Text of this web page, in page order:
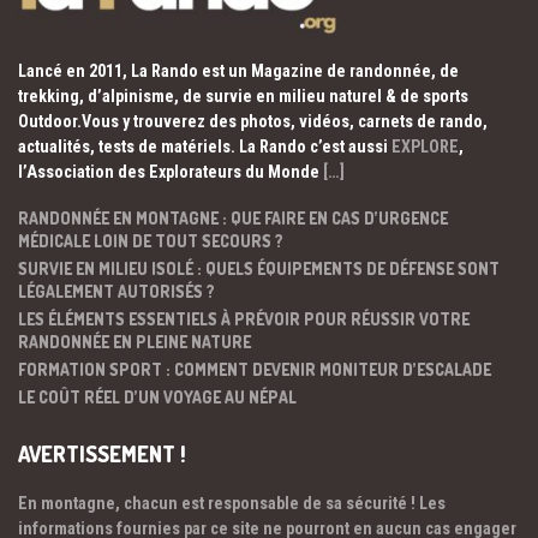
Lancé en 2011, La Rando est un Magazine de randonnée, de
trekking, d’alpinisme, de survie en milieu naturel & de sports
Outdoor.Vous y trouverez des photos, vidéos, carnets de rando,
actualités, tests de matériels. La Rando c’est aussi EXPLORE,
l’Association des Explorateurs du Monde […]
RANDONNÉE EN MONTAGNE : QUE FAIRE EN CAS D’URGENCE
MÉDICALE LOIN DE TOUT SECOURS ?
SURVIE EN MILIEU ISOLÉ : QUELS ÉQUIPEMENTS DE DÉFENSE SONT
LÉGALEMENT AUTORISÉS ?
LES ÉLÉMENTS ESSENTIELS À PRÉVOIR POUR RÉUSSIR VOTRE
RANDONNÉE EN PLEINE NATURE
FORMATION SPORT : COMMENT DEVENIR MONITEUR D’ESCALADE
LE COÛT RÉEL D’UN VOYAGE AU NÉPAL
AVERTISSEMENT !
En montagne, chacun est responsable de sa sécurité ! Les
informations fournies par ce site ne pourront en aucun cas engager